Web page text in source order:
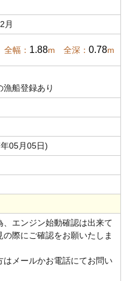
月
幅： 1.88m 全深： 0.78m
漁船登録あり
05月05日)
、エンジン始動確認は出来て
の際にご確認をお願いたしま
はメールかお電話にてお問い